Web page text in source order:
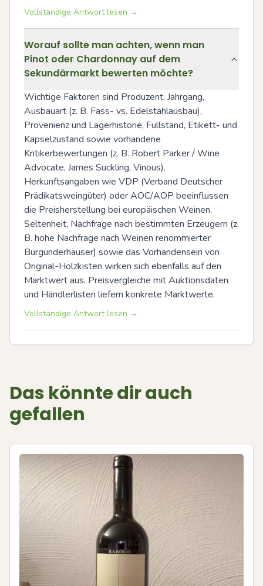
Vollständige Antwort lesen →
Worauf sollte man achten, wenn man
Pinot oder Chardonnay auf dem
Sekundärmarkt bewerten möchte?
Wichtige Faktoren sind Produzent, Jahrgang,
Ausbauart (z. B. Fass- vs. Edelstahlausbau),
Provenienz und Lagerhistorie, Füllstand, Etikett- und
Kapselzustand sowie vorhandene
Kritikerbewertungen (z. B. Robert Parker / Wine
Advocate, James Suckling, Vinous).
Herkunftsangaben wie VDP (Verband Deutscher
Prädikatsweingüter) oder AOC/AOP beeinflussen
die Preisherstellung bei europäischen Weinen.
Seltenheit, Nachfrage nach bestimmten Erzeugern (z.
B. hohe Nachfrage nach Weinen renommierter
Burgunderhäuser) sowie das Vorhandensein von
Original-Holzkisten wirken sich ebenfalls auf den
Marktwert aus. Preisvergleiche mit Auktionsdaten
und Händlerlisten liefern konkrete Marktwerte.
Vollständige Antwort lesen →
Das könnte dir auch
gefallen